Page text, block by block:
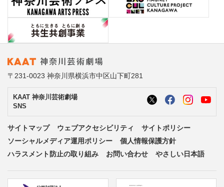
〒231-0023 神奈川県横浜市中区山下町281
KAAT 神奈川芸術劇場
SNS
サイトマップ ウェブアクセシビリティ
サイトポリシー
ソーシャルメディア運用ポリシー
個人情報保護方針
ハラスメント防止の取り組み
お問い合わせ やさしい日本語